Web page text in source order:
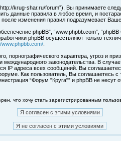
krug-shar.ru/forum”), Вы принимаете
данные правила в любое время, и
изменения правил подразумевает
phpBB”, “www.phpbb.com”,
phpBB осуществляют только
www.phpbb.com/
порнографического характера, угроз и
международного законодательства. В
IP адреса всех сообщений. Вы
Как пользователь, Вы соглашаетесь
“Форум "Круга"” и phpBB не несут
что хочу стать зарегистрированным